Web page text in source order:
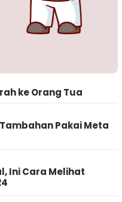
ke Orang Tua
Pakai Meta
Ini Cara Melihat